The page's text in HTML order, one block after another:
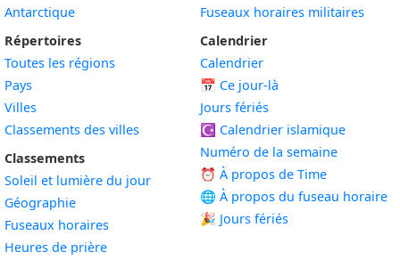
Antarctique
Répertoires
Toutes les régions
Pays
Villes
Classements des villes
Classements
Soleil et lumière du jour
Géographie
Fuseaux horaires
Heures de prière
Fuseaux horaires militaires
Calendrier
Calendrier
📅 Ce jour-là
Jours fériés
☪️ Calendrier islamique
Numéro de la semaine
⏰ À propos de Time
🌐 À propos du fuseau horaire
🎉 Jours fériés